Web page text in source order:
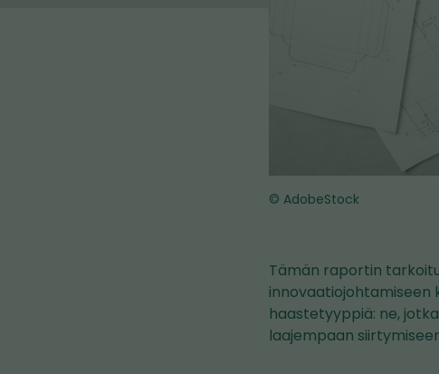
© AdobeStock
Tämän raportin
innovaatiojohtamiseen
haastetyyppiä: ne,
laajempaan